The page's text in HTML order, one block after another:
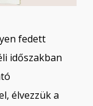
fedett
időszakban
élvezzük a